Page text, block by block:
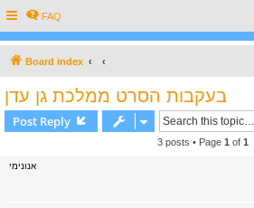
FAQ
Board index
בעקבות הסרט ממלכת גן עדן
Post Reply
3 posts • Page 1 of 1
אנונימי